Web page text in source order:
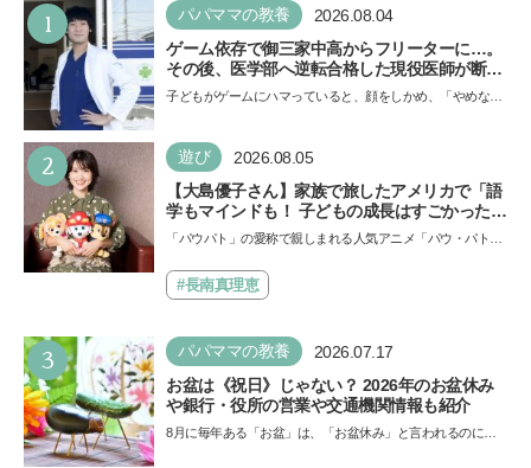
1 パパママの教養 2026.08.04
ゲーム依存で御三家中高からフリーターに…。
その後、医学部へ逆転合格した現役医師が断言
「ゲームの経験が受験勉強に役立った」そう考
える背景とは
子どもがゲームにハマっていると、顔をしかめ、「やめなさ
い…
2 遊び 2026.08.05
【大島優子さん】家族で旅したアメリカで「語
学もマインドも！ 子どもの成長はすごかった」
声優をつとめた映画『パウ・パトロール ザ・ダ
イノ・ムービー』ではあきらめなければ何でも
できると子どもに知ってほしい
「パウパト」の愛称で親しまれる人気アニメ「パウ・パトロ
ザ…#長南真理恵
3 パパママの教養 2026.07.17
お盆は《祝日》じゃない？ 2026年のお盆休み
や銀行・役所の営業や交通機関情報も紹介
8月に毎年ある「お盆」は、「お盆休み」と言われるのに祝